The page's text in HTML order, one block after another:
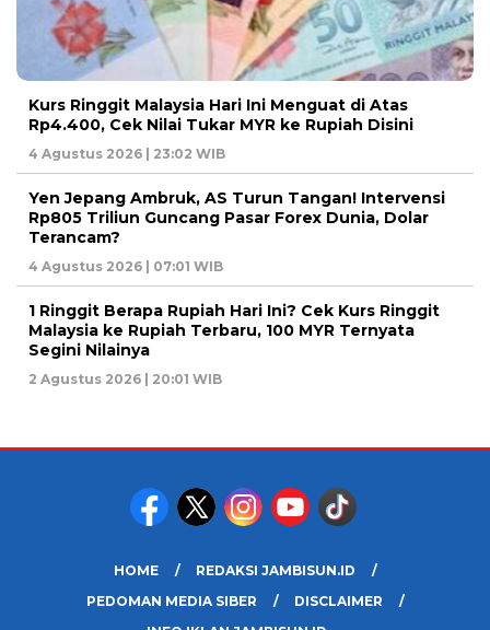
Kurs Ringgit Malaysia Hari Ini Menguat di Atas
Rp4.400, Cek Nilai Tukar MYR ke Rupiah Disini
4 Agustus 2026 | 23:02 WIB
Yen Jepang Ambruk, AS Turun Tangan! Intervensi
Rp805 Triliun Guncang Pasar Forex Dunia, Dolar
Terancam?
4 Agustus 2026 | 07:01 WIB
1 Ringgit Berapa Rupiah Hari Ini? Cek Kurs Ringgit
Malaysia ke Rupiah Terbaru, 100 MYR Ternyata
Segini Nilainya
2 Agustus 2026 | 20:01 WIB
HOME
REDAKSI JAMBISUN.ID
PEDOMAN MEDIA SIBER
DISCLAIMER